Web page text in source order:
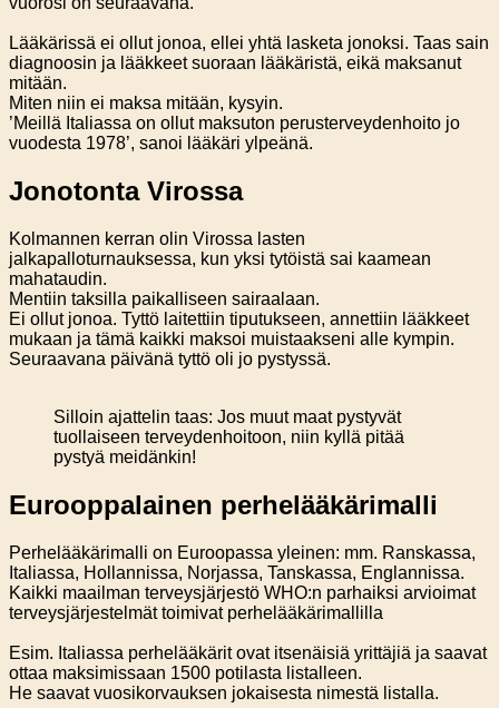
Lääkärissä ei ollut jonoa, ellei yhtä lasketa jonoksi. Taas sain
diagnoosin ja lääkkeet suoraan lääkäristä, eikä maksanut
mitään.
Miten niin ei maksa mitään, kysyin.
’Meillä Italiassa on ollut maksuton perusterveydenhoito jo
vuodesta 1978’, sanoi lääkäri ylpeänä.
Jonotonta Virossa
Kolmannen kerran olin Virossa lasten
jalkapalloturnauksessa, kun yksi tytöistä sai kaamean
mahataudin.
Mentiin taksilla paikalliseen sairaalaan.
Ei ollut jonoa. Tyttö laitettiin tiputukseen, annettiin lääkkeet
mukaan ja tämä kaikki maksoi muistaakseni alle kympin.
Seuraavana päivänä tyttö oli jo pystyssä.
Silloin ajattelin taas: Jos muut maat pystyvät
tuollaiseen terveydenhoitoon, niin kyllä pitää
pystyä meidänkin!
Eurooppalainen perhelääkärimalli
Perhelääkärimalli on Euroopassa yleinen: mm. Ranskassa,
Italiassa, Hollannissa, Norjassa, Tanskassa, Englannissa.
Kaikki maailman terveysjärjestö WHO:n parhaiksi arvioimat
terveysjärjestelmät toimivat perhelääkärimallilla
Esim. Italiassa perhelääkärit ovat itsenäisiä yrittäjiä ja saavat
ottaa maksimissaan 1500 potilasta listalleen.
He saavat vuosikorvauksen jokaisesta nimestä listalla.